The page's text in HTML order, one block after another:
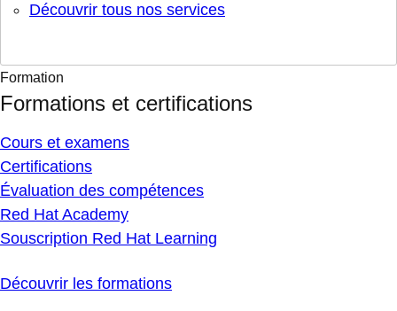
Découvrir tous nos services
Formation
Formations et certifications
Cours et examens
Certifications
Évaluation des compétences
Red Hat Academy
Souscription Red Hat Learning
Découvrir les formations